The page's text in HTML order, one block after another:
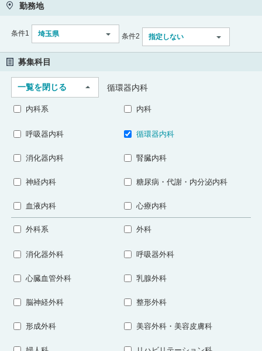
勤務地
条件1 埼玉県 条件2 指定しない
募集科目
一覧を閉じる 循環器内科
内科系 内科
呼吸器内科 循環器内科
消化器内科 腎臓内科
神経内科 糖尿病・代謝・内分泌内科
血液内科 心療内科
外科系 外科
消化器外科 呼吸器外科
心臓血管外科 乳腺外科
脳神経外科 整形外科
形成外科 美容外科・美容皮膚科